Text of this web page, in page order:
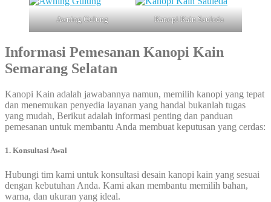
Awning Gulung Kanopi Kain Sauleda
Informasi Pemesanan Kanopi Kain
Semarang Selatan
Kanopi Kain adalah jawabannya namun, memilih kanopi yang tepat
dan menemukan penyedia layanan yang handal bukanlah tugas
yang mudah, Berikut adalah informasi penting dan panduan
pemesanan untuk membantu Anda membuat keputusan yang cerdas:
1. Konsultasi Awal
Hubungi tim kami untuk konsultasi desain kanopi kain yang sesuai
dengan kebutuhan Anda. Kami akan membantu memilih bahan,
warna, dan ukuran yang ideal.